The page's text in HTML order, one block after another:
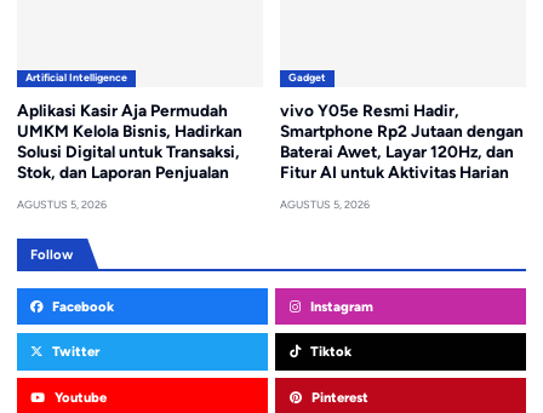
Artificial Intelligence
Aplikasi Kasir Aja Permudah
UMKM Kelola Bisnis, Hadirkan
Solusi Digital untuk Transaksi,
Stok, dan Laporan Penjualan
AGUSTUS 5, 2026
Gadget
vivo Y05e Resmi Hadir,
Smartphone Rp2 Jutaan dengan
Baterai Awet, Layar 120Hz, dan
Fitur AI untuk Aktivitas Harian
AGUSTUS 5, 2026
Follow
Facebook Instagram
Twitter Tiktok
Youtube Pinterest